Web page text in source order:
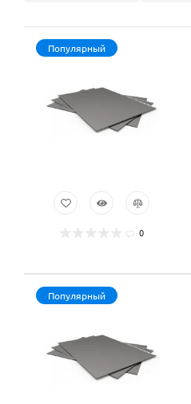
Популярный
0
Популярный